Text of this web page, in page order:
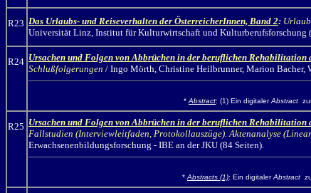
R23 Das Urlaubs- und Reiseverhalten der ÖsterreicherInnen, Band 2:
Universität Linz, Institut für Kulturwirtschaft und Kulturberufsforschung
R24 Ursachen und Folgen von Abbrüchen in der beruflichen
Schlußfolgerungen / Ingo Mörth, Christine Heilbrunner, Marion Bacher,
* Abstract: (1) Ein digitalerAbstract
R25 Ursachen und Folgen von Abbrüchen in der beruflichen
Fallstudien (Interviewleitfaden, Protokollauszüge). Aktenanalyse
Erwachsenenbildungsforschung - IBE an der JKU (84 Seiten).
* Abstracts (1): Ein digitalerAbstract